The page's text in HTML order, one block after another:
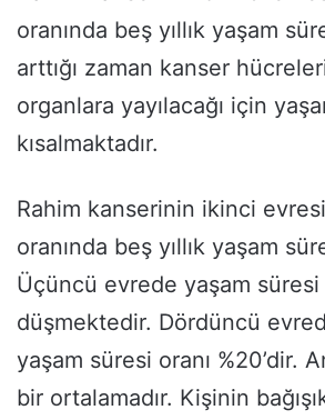
oranında beş yıllık yaşam
arttığı zaman kanser
organlara yayılacağı için
kısalmaktadır.
Rahim kanserinin ikinci
oranında beş yıllık yaşam
Üçüncü evrede yaşam süresi
düşmektedir. Dördüncü
yaşam süresi oranı %20’dir.
bir ortalamadır. Kişinin